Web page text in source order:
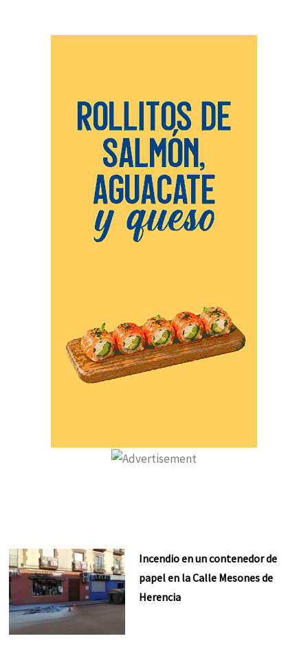
Incendio en un contenedor de
papel en la Calle Mesones de
Herencia